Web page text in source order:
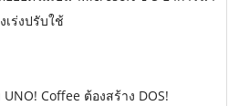
เร่งปรับใช้
UNO! Coffee ต้องสร้าง DOS!